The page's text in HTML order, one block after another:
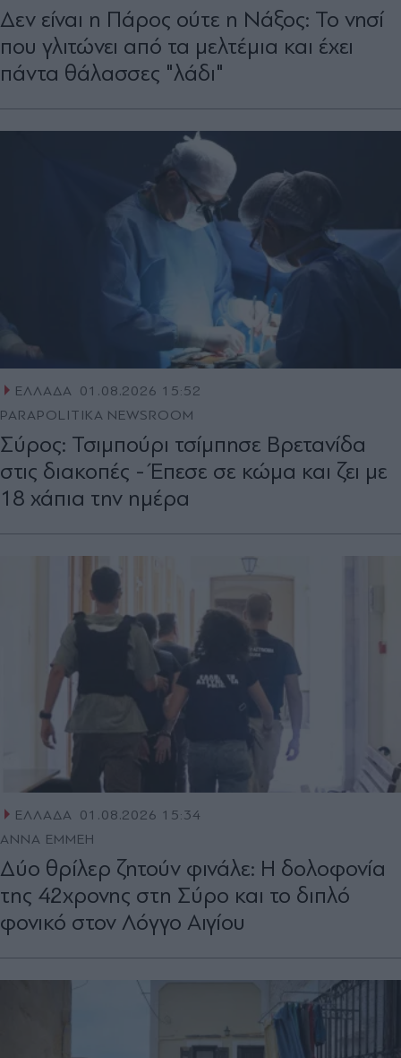
Δεν είναι η Πάρος ούτε η Νάξος: Το νησί
που γλιτώνει από τα μελτέμια και έχει
πάντα θάλασσες "λάδι"
ΕΛΛΑΔΑ 01.08.2026 15:52
PARAPOLITIKA NEWSROOM
Σύρος: Τσιμπούρι τσίμπησε Βρετανίδα
στις διακοπές - Έπεσε σε κώμα και ζει με
18 χάπια την ημέρα
ΕΛΛΑΔΑ 01.08.2026 15:34
ΑΝΝΑ ΕΜΜΕΗ
Δύο θρίλερ ζητούν φινάλε: Η δολοφονία
της 42χρονης στη Σύρο και το διπλό
φονικό στον Λόγγο Αιγίου